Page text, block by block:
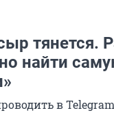
тянется.
найти
в